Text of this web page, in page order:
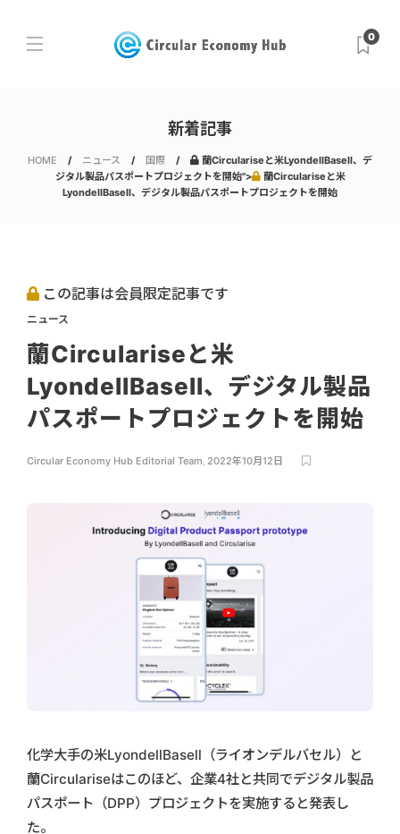
0
新着記事
HOME ニュース 国際
蘭Circulariseと米LyondellBasell、デ
ジタル製品パスポートプロジェクトを開始">
蘭Circulariseと米
LyondellBasell、デジタル製品パスポートプロジェクトを開始
この記事は会員限定記事です
ニュース
蘭Circulariseと米
LyondellBasell、デジタル製品
パスポートプロジェクトを開始
Circular Economy Hub Editorial Team, 2022年10月12日
化学大手の米LyondellBasell（ライオンデルバセル）と
蘭Circulariseはこのほど、企業4社と共同でデジタル製品
パスポート（DPP）プロジェクトを実施すると発表し
た。